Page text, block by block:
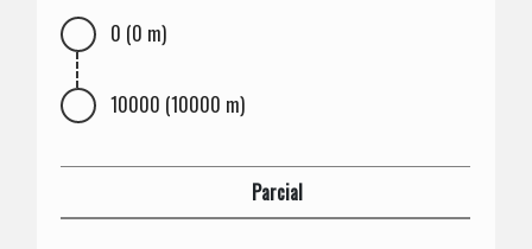
0 (0 m)
10000 (10000 m)
Parcial